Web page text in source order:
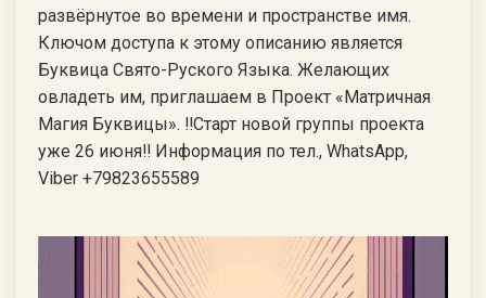
развёрнутое во времени и пространстве имя.
Ключом доступа к этому описанию является
Буквица Свято-Руского Языка. Желающих
овладеть им, приглашаем в Проект «Матричная
Магия Буквицы». ‼Старт новой группы проекта
уже 26 июня‼ Информация по тел., WhatsApp,
Viber +79823655589